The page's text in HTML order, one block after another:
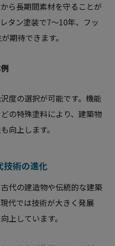
ら長期間素材を守ることが
タン塗装で7～10年、フッ
期待できます。
度の選択が可能です。機能
の特殊塗料により、建築物
向上します。
技術の進化
代の建造物や伝統的な建築
代では技術が大きく発展
上しています。